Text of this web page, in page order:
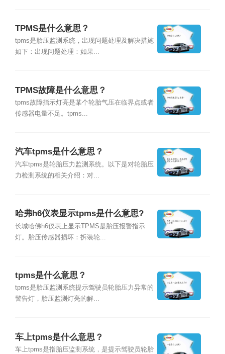
TPMS是什么意思？
tpms是胎压监测系统，出现问题处理及解决措施
如下：出现问题处理：如果...
TPMS故障是什么意思？
tpms故障指示灯亮是某个轮胎气压在临界点或者
传感器电量不足。tpms...
汽车tpms是什么意思？
汽车tpms是轮胎压力监测系统。以下是对轮胎压
力检测系统的相关介绍：对...
哈弗h6仪表显示tpms是什么意思?
长城哈佛h6仪表上显示TPMS是胎压报警指示
灯。胎压传感器损坏：拆装轮...
tpms是什么意思？
tpms是胎压监测系统提示驾驶员轮胎压力异常的
警告灯，胎压监测灯亮的解...
车上tpms是什么意思？
车上tpms是指胎压监测系统，是提示驾驶员轮胎